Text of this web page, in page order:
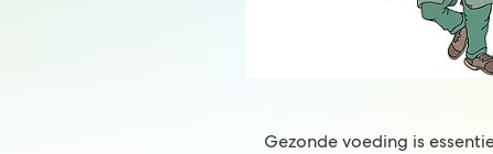
Gezonde voeding is